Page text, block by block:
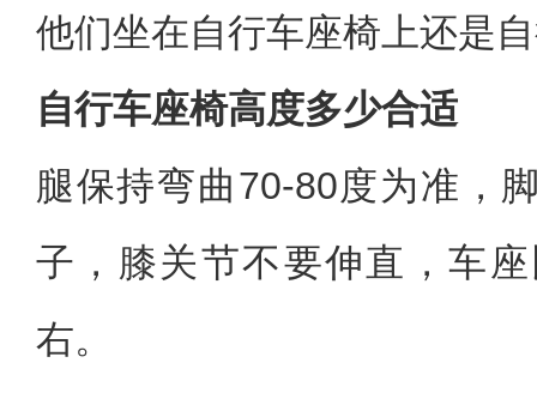
他们坐在自行车座椅上还是
自行车座椅高度多少合适
腿保持弯曲70-80度为准，
子，膝关节不要伸直，车
右。